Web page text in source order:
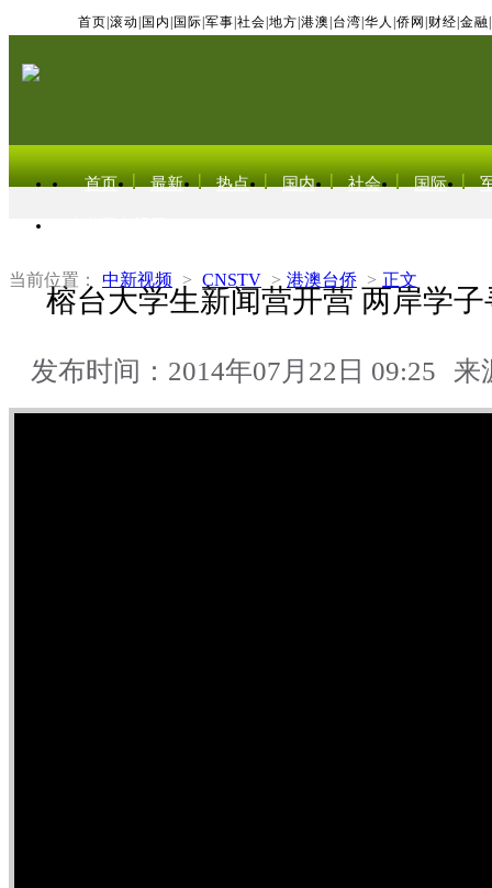
首页 滚动 国内 国际 军事 社会 地方 港澳 台湾 华人 侨网 财经 金融
首页 最新 热点 国内 社会 国际
当前位置： 中新视频 > CNSTV > 港澳台侨 > 正文
榕台大学生新闻营开营 两岸学
发布时间：2014年07月22日 09:25 来